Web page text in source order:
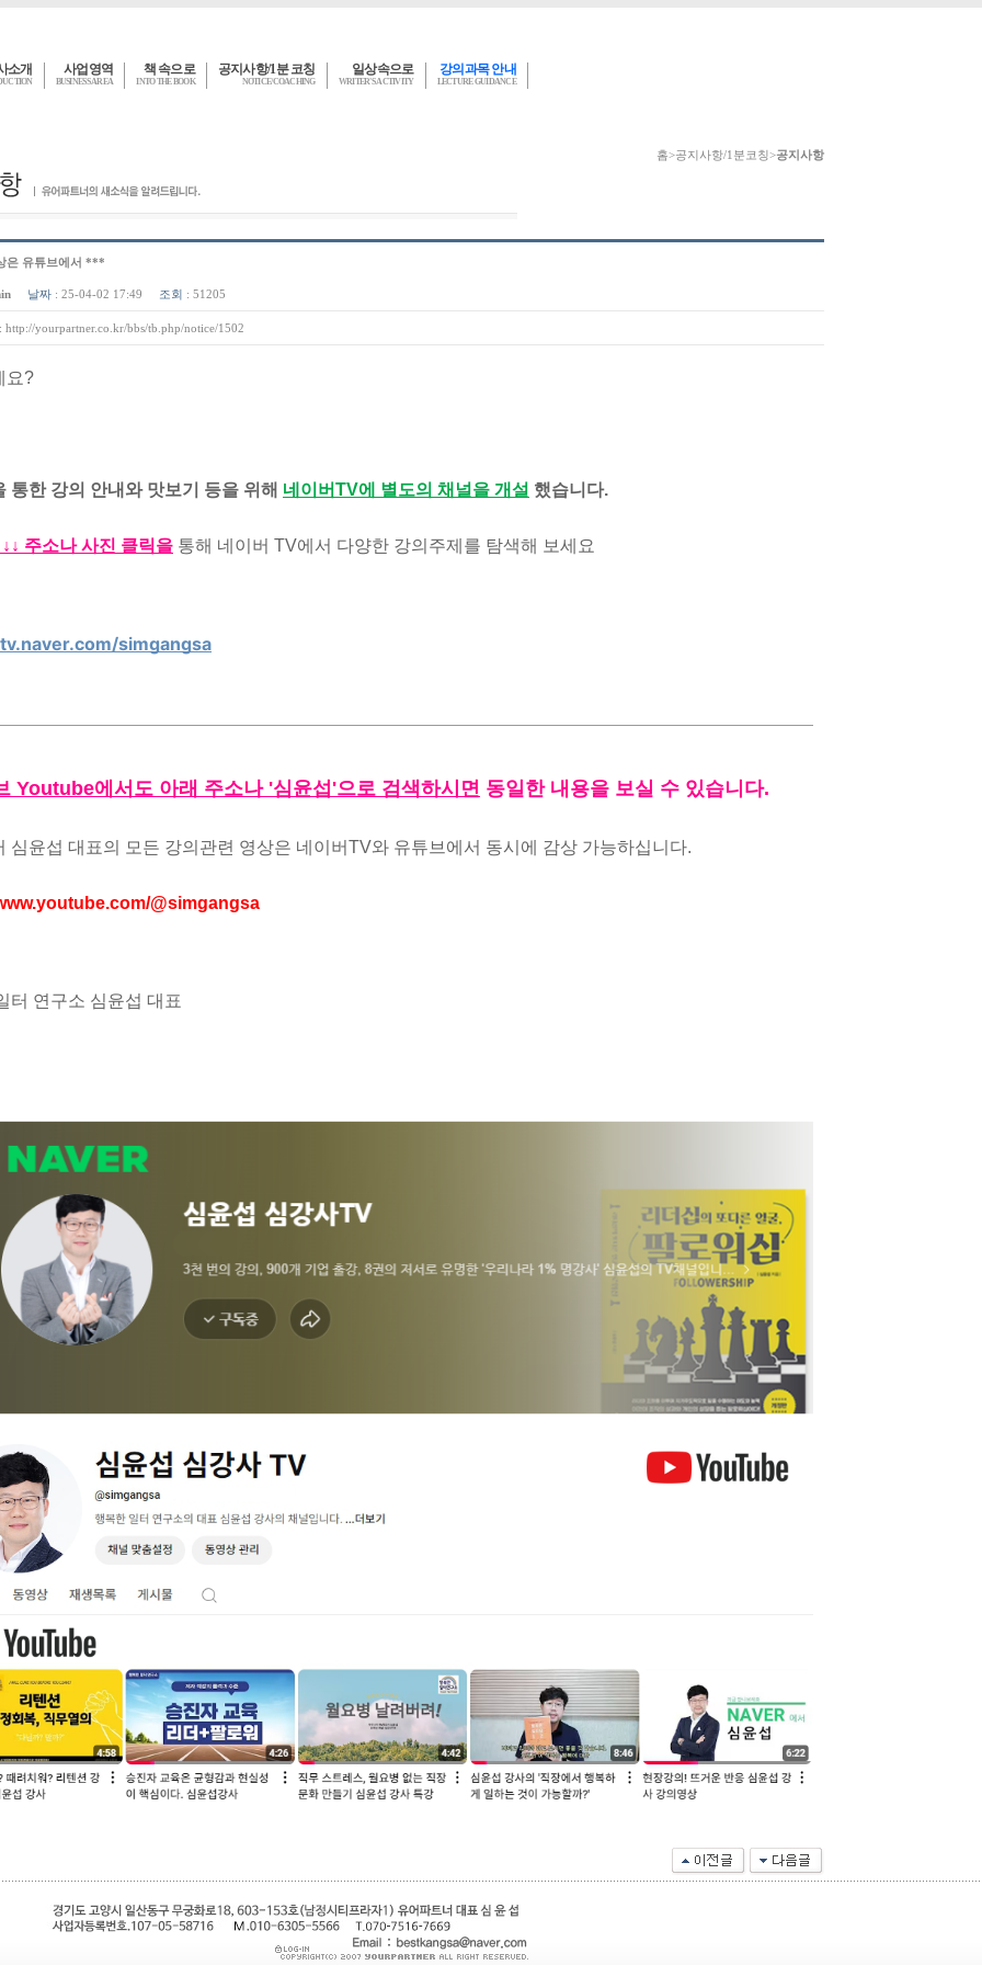
소개 사업영역
BUSINESS AREA
책 속으로
INTO THE BOOK
공지사항/1분 코칭
NOTICE/COACHING
일상속으로
WRITER'S ACTIVITY
강의과목 안내
LECTURE GUIDANCE
홈>공지사항/1분코칭>공지사항
은 유튜브에서 ***
날짜 : 25-04-02 17:49 조회 : 51205
http://yourpartner.co.kr/bbs/tb.php/notice/1502
요?
통한 강의 안내와 맛보기 등을 위해 네이버TV에 별도의 채널을 개설 했습니다.
주소나 사진 클릭을 통해 네이버 TV에서 다양한 강의주제를 탐색해 보세요
simgangsa
Youtube에서도 아래 주소나 '심윤섭'으로 검색하시면 동일한 내용을 보실 수 있습니다.
심윤섭 대표의 모든 강의관련 영상은 네이버TV와 유튜브에서 동시에 감상 가능하십니다.
@simgangsa
터 연구소 심윤섭 대표